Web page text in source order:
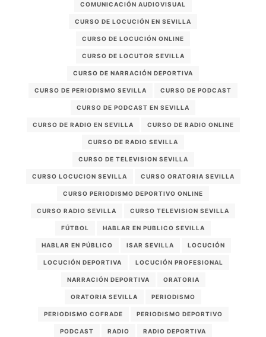
COMUNICACIÓN AUDIOVISUAL
CURSO DE LOCUCIÓN EN SEVILLA
CURSO DE LOCUCIÓN ONLINE
CURSO DE LOCUTOR SEVILLA
CURSO DE NARRACIÓN DEPORTIVA
CURSO DE PERIODISMO SEVILLA CURSO DE PODCAST
CURSO DE PODCAST EN SEVILLA
CURSO DE RADIO EN SEVILLA CURSO DE RADIO ONLINE
CURSO DE RADIO SEVILLA
CURSO DE TELEVISION SEVILLA
CURSO LOCUCION SEVILLA CURSO ORATORIA SEVILLA
CURSO PERIODISMO DEPORTIVO ONLINE
CURSO RADIO SEVILLA CURSO TELEVISION SEVILLA
FÚTBOL HABLAR EN PUBLICO SEVILLA
HABLAR EN PÚBLICO ISAR SEVILLA LOCUCIÓN
LOCUCIÓN DEPORTIVA LOCUCIÓN PROFESIONAL
NARRACIÓN DEPORTIVA ORATORIA
ORATORIA SEVILLA PERIODISMO
PERIODISMO COFRADE PERIODISMO DEPORTIVO
PODCAST RADIO RADIO DEPORTIVA